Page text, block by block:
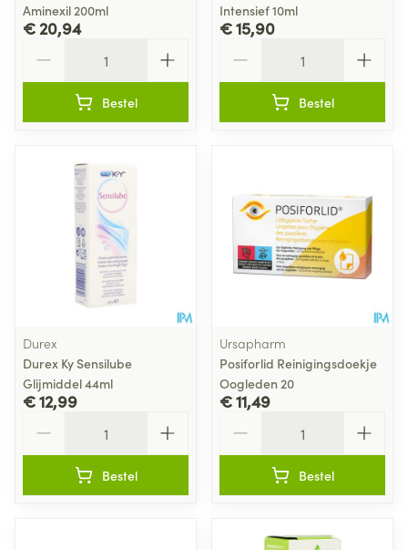
Aminexil 200ml
€ 20,94
Bestel
Intensief 10ml
€ 15,90
Bestel
Durex
Durex Ky Sensilube
Glijmiddel 44ml
€ 12,99
Bestel
Ursapharm
Posiforlid Reinigingsdoekje
Oogleden 20
€ 11,49
Bestel